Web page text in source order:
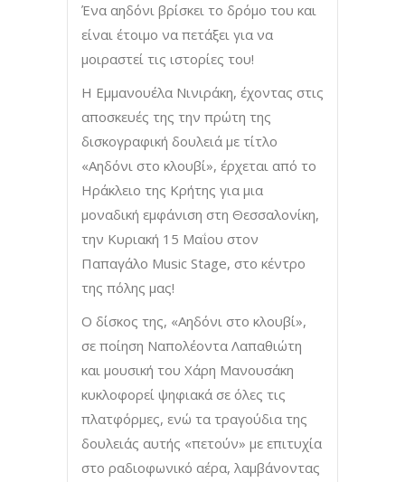
Ένα αηδόνι βρίσκει το δρόμο του και
είναι έτοιμο να πετάξει για να
μοιραστεί τις ιστορίες του!
Η Εμμανουέλα Νινιράκη, έχοντας στις
αποσκευές της την πρώτη της
δισκογραφική δουλειά με τίτλο
«Αηδόνι στο κλουβί», έρχεται από το
Ηράκλειο της Κρήτης για μια
μοναδική εμφάνιση στη Θεσσαλονίκη,
την Κυριακή 15 Μαΐου στον
Παπαγάλο Music Stage, στο κέντρο
της πόλης μας!
Ο δίσκος της, «Αηδόνι στο κλουβί»,
σε ποίηση Ναπολέοντα Λαπαθιώτη
και μουσική του Χάρη Μανουσάκη
κυκλοφορεί ψηφιακά σε όλες τις
πλατφόρμες, ενώ τα τραγούδια της
δουλειάς αυτής «πετούν» με επιτυχία
στο ραδιοφωνικό αέρα, λαμβάνοντας